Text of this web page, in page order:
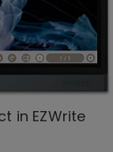
in EZWrite